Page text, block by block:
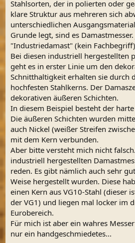
Stahlsorten, der in polierten oder
klare Struktur aus mehreren sich
unterschiedlichen
Grunde legt, sind es
"Industriedamast" (kein
Bei diesen industriell hergestellten
geht es in erster Linie um den
Schnitthaltigkeit erhalten sie durch
hochfesten Stahlkerns. Der
dekorativen äußeren Schichten.
In diesem Beispiel besteht der harte
Die äußeren Schichten wurden
auch Nickel (weißer Streifen
mit dem Kern verbunden.
Aber bitte versteht mich nicht
industriell hergestellten
reden. Es gibt nämlich auch sehr
Weise hergestellt wurden. Diese
einen Kern aus VG10-Stahl (dieser
der VG1) und liegen mal locker im
Eurobereich.
Für mich ist aber ein wahres
nur ein handgeschmiedetes...